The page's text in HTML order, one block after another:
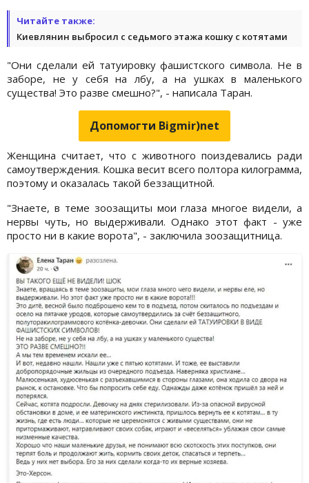
Читайте также:
Киевлянин выбросил с седьмого этажа кошку с котятами
"Они сделали ей татуировку фашистского символа. Не в
заборе, не у себя на лбу, а на ушках в маленького
существа! Это разве смешно?", - написала Таран.
Допомогти Bigmir)net
Женщина считает, что с животного поиздевались ради
самоутверждения. Кошка весит всего полтора килограмма,
поэтому и оказалась такой беззащитной.
"Знаете, в теме зоозащиты мои глаза многое видели, а
нервы чуть, но выдерживали. Однако этот факт - уже
просто ни в какие ворота", - заключила зоозащитница.